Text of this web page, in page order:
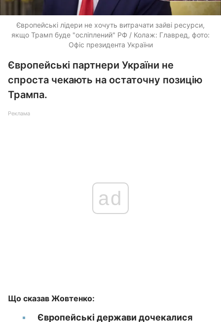
Європейські лідери не хочуть витрачати зайві ресурси,
якщо Трамп буде "осліплений" РФ / Колаж: Главред, фото:
Офіс президента України
Європейські партнери України не
спроста чекають на остаточну позицію
Трампа.
Реклама
ad
Що сказав Жовтенко:
Європейські держави дочекалися